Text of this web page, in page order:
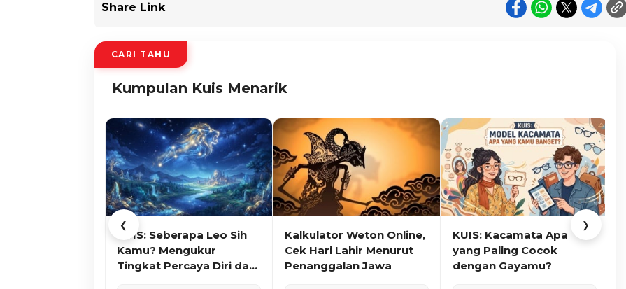
Share Link
CARI TAHU
Kumpulan Kuis Menarik
❮
KUIS: Seberapa Leo Sih
Kamu? Mengukur
Tingkat Percaya Diri dan
Kalkulator Weton Online,
Cek Hari Lahir Menurut
Penanggalan Jawa
KUIS: Kacamata Apa
yang Paling Cocok
dengan Gayamu?
❯